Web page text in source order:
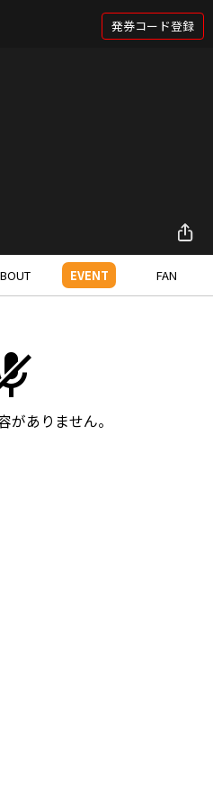
発券コード登録
EVENT FAN
がありません。